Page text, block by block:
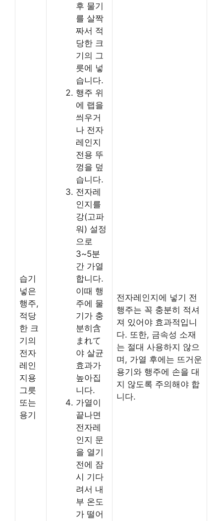
습기
넣은
행주,
적당
한 크
기의
전자
레인
지용
그릇
또는
용기
후 물기
를 살짝
짜서 적
당한 크
기의 그
릇에 넣
습니다.
행주 위
에 랩을
씌우거
나 전자
레인지
전용 뚜
껑을 덮
습니다.
전자레
인지를
강(고파
워) 설정
으로
3~5분
간 가열
합니다.
이때 행
주에 물
기가 충
분히含
まれて
야 살균
효과가
높아집
니다.
가열이
끝나면
전자레
인지 문
을 열기
전에 잠
시 기다
려서 내
부 온도
가 떨어
전자레인지에 넣기 전
행주는 꼭 충분히 적셔
져 있어야 효과적입니
다. 또한, 금속성 소재
는 절대 사용하지 않으
며, 가열 후에는 뜨거운
용기와 행주에 손을 대
지 않도록 주의해야 합
니다.